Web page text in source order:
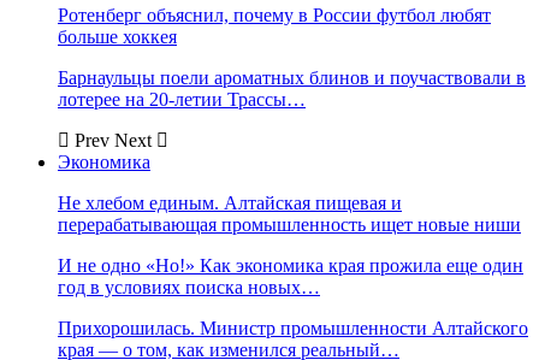
Ротенберг объяснил, почему в России футбол любят
больше хоккея
Барнаульцы поели ароматных блинов и поучаствовали в
лотерее на 20-летии Трассы…
Prev Next
Экономика
Не хлебом единым. Алтайская пищевая и
перерабатывающая промышленность ищет новые ниши
И не одно «Но!» Как экономика края прожила еще один
год в условиях поиска новых…
Прихорошилась. Министр промышленности Алтайского
края — о том, как изменился реальный…